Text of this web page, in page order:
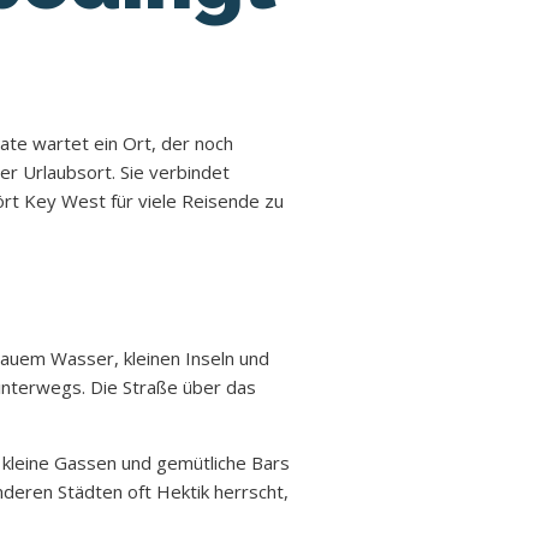
wartet ein Ort, der noch
Urlaubsort. Sie verbindet
Key West für viele Reisende zu
Wasser, kleinen Inseln und
Die Straße über das
Gassen und gemütliche Bars
Städten oft Hektik herrscht,